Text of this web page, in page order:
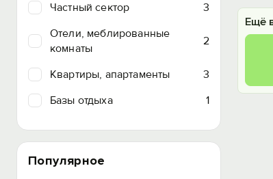
Частный сектор
3
Отели, меблированные
комнаты
2
Квартиры, апартаменты
3
Базы отдыха
1
Популярное
Ещё